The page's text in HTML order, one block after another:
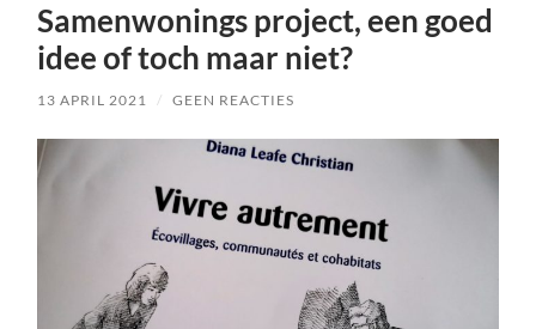
Samenwonings project, een goed
idee of toch maar niet?
13 APRIL 2021 / GEEN REACTIES